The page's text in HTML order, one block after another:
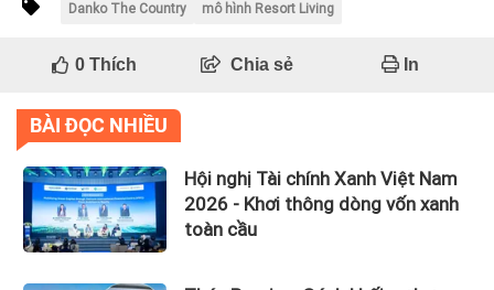
Danko The Country mô hình Resort Living
0Thích Chia sẻ In
BÀI ĐỌC NHIỀU
Hội nghị Tài chính Xanh Việt Nam
2026 - Khơi thông dòng vốn xanh
toàn cầu